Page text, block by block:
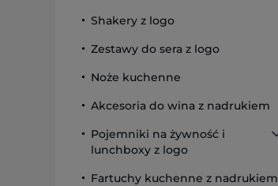
Shakery z logo
Zestawy do sera z logo
Noże kuchenne
Akcesoria do wina z nadrukiem
Pojemniki na żywność i
lunchboxy z logo
Fartuchy kuchenne z nadrukiem